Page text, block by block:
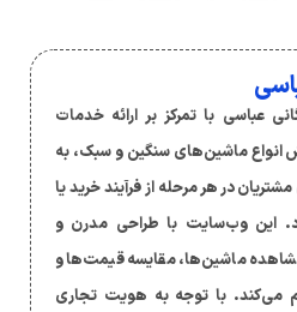
عباسی با تمرکز بر ارائه خدمات
انواع ماشین‌های سنگین و سبک، به
در هر مرحله از فرآیند خرید یا
این وب‌سایت با طراحی مدرن و
ماشین‌ها، مقایسه قیمت‌ها و
می‌کند. با توجه به هویت تجاری